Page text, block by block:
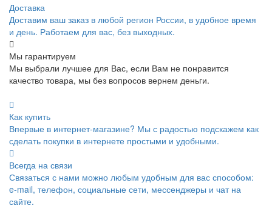
Доставка
Доставим ваш заказ в любой регион России, в удобное время
и день. Работаем для вас, без выходных.
Мы гарантируем
Мы выбрали лучшее для Вас, если Вам не понравится
качество товара, мы без вопросов вернем деньги.
Как купить
Впервые в интернет-магазине? Мы с радостью подскажем как
сделать покупки в интернете простыми и удобными.
Всегда на связи
Связаться с нами можно любым удобным для вас способом:
e-mail, телефон, социальные сети, мессенджеры и чат на
сайте.